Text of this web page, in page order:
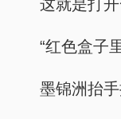
这就是打
“红色盒子
墨锦洲抬